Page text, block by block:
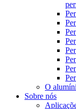
O
Sobre nós